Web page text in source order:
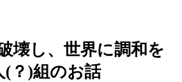
壊し、世界に調和を
(？)組のお話